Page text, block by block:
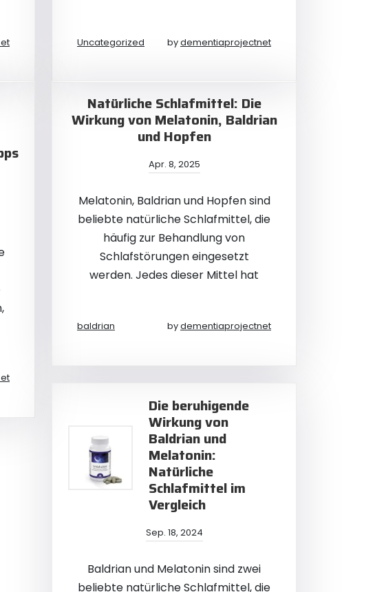
Uncategorized bydementiaprojectnet
Natürliche Schlafmittel: Die
Wirkung von Melatonin, Baldrian
und Hopfen
Apr. 8, 2025
Melatonin, Baldrian und Hopfen sind
beliebte natürliche Schlafmittel, die
häufig zur Behandlung von
Schlafstörungen eingesetzt
werden. Jedes dieser Mittel hat
baldrian bydementiaprojectnet
Die beruhigende
Wirkung von
Baldrian und
Melatonin:
Natürliche
Schlafmittel im
Vergleich
Sep. 18, 2024
Baldrian und Melatonin sind zwei
beliebte natürliche Schlafmittel, die